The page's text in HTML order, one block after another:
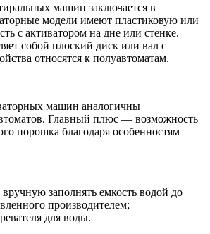
машин заключается в
модели имеют пластиковую или
с активатором на дне или стенке.
собой плоский диск или вал с
относятся к полуавтоматам.
машин аналогичны
Главный плюс — возможность
порошка благодаря особенностям
вручную заполнять емкость водой до
производителем;
для воды.